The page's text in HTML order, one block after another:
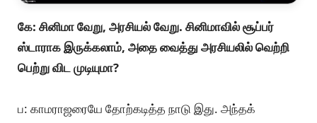
யாராவது, எப்படியாவது, எங்கேயாவது ஒரு மாற்றத்தைத்
தொடங்கியாக வேண்டும். அது ரஜினியாக இருக்கட்டுமே!